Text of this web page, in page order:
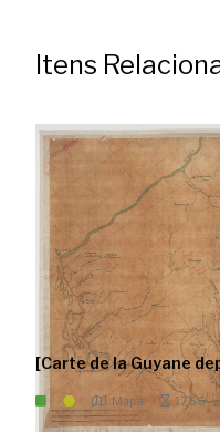
Itens
[Carte de la Guyane
Mapa 1766